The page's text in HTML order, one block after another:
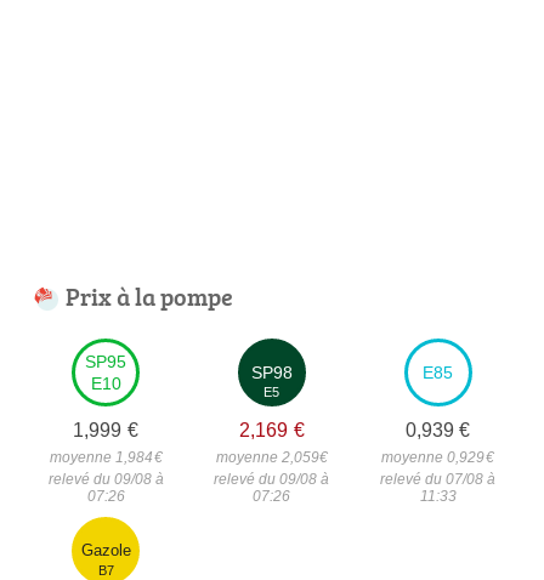
Prix à la pompe
SP95
E10
1,999 €
moyenne 1,984€
relevé du 09/08 à
07:26
SP98
E5
2,169 €
moyenne 2,059€
relevé du 09/08 à
07:26
E85
0,939 €
moyenne 0,929€
relevé du 07/08 à
11:33
Gazole
B7